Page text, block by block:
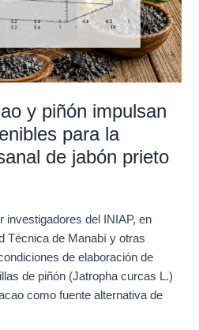
y piñón impulsan
para la
de jabón prieto
investigadores del INIAP, en
Técnica de Manabí y otras
de elaboración de
de piñón (Jatropha curcas L.)
como fuente alternativa de